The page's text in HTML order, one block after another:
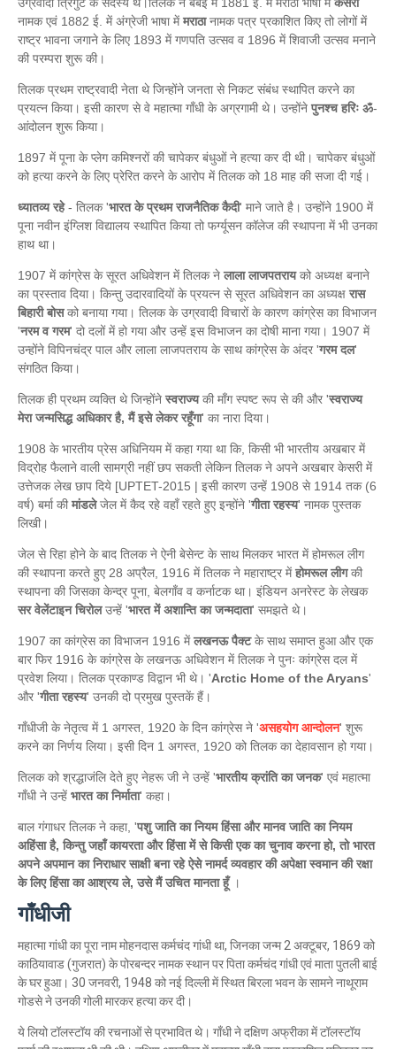
नामक एवं 1882 ई. में अंग्रेजी भाषा मेंमराठानामक पत्र प्रकाशित किए तो लोगों में
राष्ट्र भावना जगाने के लिए 1893 में गणपति उत्सव व 1896 में शिवाजी उत्सव मनाने
की परम्परा शुरू की।
तिलक प्रथम राष्ट्रवादी नेता थे जिन्होंने जनता से निकट संबंध स्थापित करने का
प्रयत्न किया। इसी कारण से वे महात्मा गाँधी के अग्रगामी थे। उन्होंने पुनश्च हरिः ॐ-
आंदोलन शुरू किया।
1897 में पूना के प्लेग कमिश्नरों की चापेकर बंधुओं ने हत्या कर दी थी। चापेकर बंधुओं
को हत्या करने के लिए प्रेरित करने के आरोप में तिलक को 18 माह की सजा दी गई।
ध्यातव्य रहे- तिलक 'भारत के प्रथम राजनैतिक कैदी' माने जाते है। उन्होंने 1900 में
पूना नवीन इंग्लिश विद्यालय स्थापित किया तो फर्ग्यूसन कॉलेज की स्थापना में भी उनका
हाथ था।
1907 में कांग्रेस के सूरत अधिवेशन में तिलक ने लाला लाजपतरायको अध्यक्ष बनाने
का प्रस्ताव दिया। किन्तु उदारवादियों के प्रयत्न से सूरत अधिवेशन का अध्यक्ष रास
बिहारी बोसको बनाया गया। तिलक के उग्रवादी विचारों के कारण कांग्रेस का विभाजन
'नरम व गरम' दो दलों में हो गया और उन्हें इस विभाजन का दोषी माना गया। 1907 में
उन्होंने विपिनचंद्र पाल और लाला लाजपतराय के साथ कांग्रेस के अंदर 'गरम दल'
संगठित किया।
तिलक ही प्रथम व्यक्ति थे जिन्होंने स्वराज्यकी माँग स्पष्ट रूप से की और 'स्वराज्य
मेरा जन्मसिद्ध अधिकार है, मैं इसे लेकर रहूँगा' का नारा दिया।
1908 के भारतीय प्रेस अधिनियम में कहा गया था कि, किसी भी भारतीय अखबार में
विद्रोह फैलाने वाली सामग्री नहीं छप सकती लेकिन तिलक ने अपने अखबार केसरी में
उत्तेजक लेख छाप दिये [UPTET-2015 | इसी कारण उन्हें 1908 से 1914 तक (6
वर्ष) बर्मा कीमांडलेजेल में कैद रहे वहाँ रहते हुए इन्होंने 'गीता रहस्य' नामक पुस्तक
लिखी।
जेल से रिहा होने के बाद तिलक ने ऐनी बेसेन्ट के साथ मिलकर भारत में होमरूल लीग
की स्थापना करते हुए 28 अप्रैल, 1916 में तिलक ने महाराष्ट्र मेंहोमरूल लीगकी
स्थापना की जिसका केन्द्र पूना, बेलगाँव व कर्नाटक था। इंडियन अनरेस्ट के लेखक
सर वेलेंटाइन चिरोलउन्हें 'भारत में अशान्ति का जन्मदाता' समझते थे।
1907 का कांग्रेस का विभाजन 1916 मेंलखनऊ पैक्टके साथ समाप्त हुआ और एक
बार फिर 1916 के कांग्रेस के लखनऊ अधिवेशन में तिलक ने पुनः कांग्रेस दल में
प्रवेश लिया। तिलक प्रकाण्ड विद्वान भी थे। 'Arctic Home of the Aryans'
और 'गीता रहस्य' उनकी दो प्रमुख पुस्तकें हैं।
गाँधीजी के नेतृत्व में 1 अगस्त, 1920 के दिन कांग्रेस ने 'असहयोग आन्दोलन' शुरू
करने का निर्णय लिया। इसी दिन 1 अगस्त, 1920 को तिलक का देहावसान हो गया।
तिलक को श्रद्धाजंलि देते हुए नेहरू जी ने उन्हें 'भारतीय क्रांति का जनक' एवं महात्मा
गाँधी ने उन्हें भारत का निर्माता' कहा।
बाल गंगाधर तिलक ने कहा, 'पशु जाति का नियम हिंसा और मानव जाति का नियम
अहिंसा है, किन्तु जहाँ कायरता और हिंसा में से किसी एक का चुनाव करना हो, तो भारत
अपने अपमान का निराधार साक्षी बना रहे ऐसे नामर्द व्यवहार की अपेक्षा स्वमान की रक्षा
के लिए हिंसा का आश्रय ले, उसे मैं उचित मानता हूँ ।
गाँधीजी
महात्मा गांधी का पूरा नाम मोहनदास कर्मचंद गांधी था, जिनका जन्म 2 अक्टूबर, 1869 को
काठियावाड (गुजरात) के पोरबन्दर नामक स्थान पर पिता कर्मचंद गांधी एवं माता पुतली बाई
के घर हुआ। 30 जनवरी, 1948 को नई दिल्ली में स्थित बिरला भवन के सामने नाथूराम
गोडसे ने उनकी गोली मारकर हत्या कर दी।
ये लियो टॉलस्टॉय की रचनाओं से प्रभावित थे। गाँधी ने दक्षिण अफ्रीका में टॉलस्टॉय